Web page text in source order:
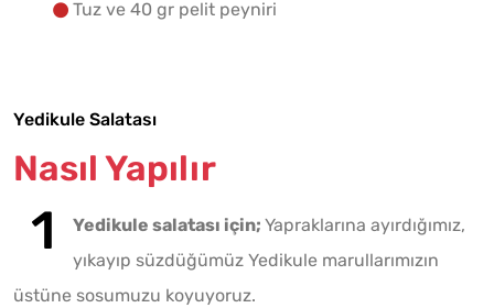
Tuz ve 40 gr pelit peyniri
Yedikule Salatası
Nasıl Yapılır
Yedikule salatası için; Yapraklarına ayırdığımız,
yıkayıp süzdüğümüz Yedikule marullarımızın
üstüne sosumuzu koyuyoruz.